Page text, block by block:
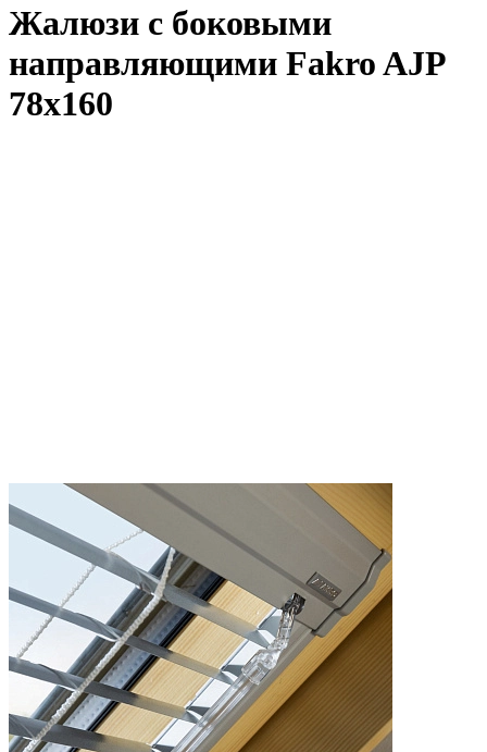
Жалюзи с боковыми
направляющими Fakro AJP
78x160